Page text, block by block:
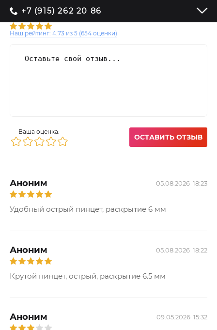
+7 (915) 262 20 86
Наш рейтинг: 4.73 из 5 (654 оценки)
Ваша оценка:
ОСТАВИТЬ ОТЗЫВ
Аноним 05.08.2026 18:23
Удобный острый пинцет, раскрытие 6 мм
Аноним 05.08.2026 18:22
Крутой пинцет, острый, раскрытие 6.5 мм
Аноним 09.05.2026 15:32